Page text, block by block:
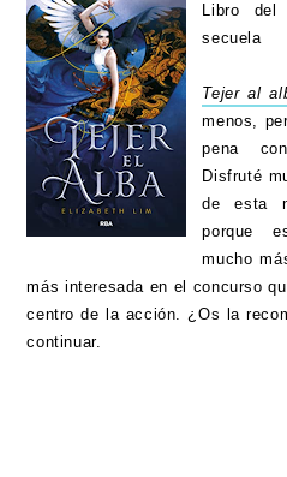
Libro
secuela
Tejer al
menos,
pena
Disfruté
de esta
porque
mucho
más interesada en el concurso
centro de la acción. ¿Os la
continuar.